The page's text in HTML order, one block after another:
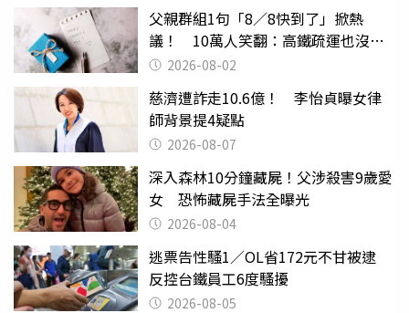
父親群組1句「8／8快到了」掀熱
議！ 10萬人笑翻：高鐵疏運也沒列
父親節
2026-08-02
慈濟遭詐走10.6億！ 李怡貞曝女律
師背景提4疑點
2026-08-07
深入森林10分鐘藏屍！父涉殺害9歲愛
女 恐怖藏屍手法全曝光
2026-08-04
逃票告性騷1／OL省172元不甘被逮
反控台鐵員工6度騷擾
2026-08-05